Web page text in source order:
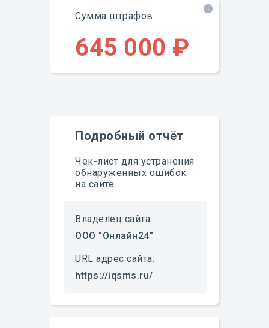
Сумма штрафов:
645 000 ₽
Чек-лист для устранения
обнаруженных ошибок
на сайте.
https://iqsms.ru/
Подробный отчёт
ООО "Онлайн24"
URL адрес сайта:
Владелец сайта: